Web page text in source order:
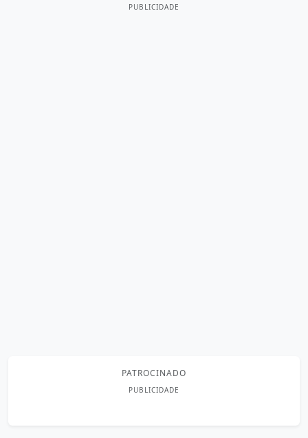
PUBLICIDADE
PATROCINADO
PUBLICIDADE